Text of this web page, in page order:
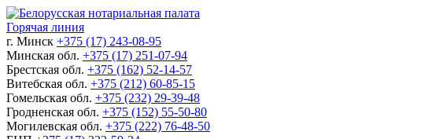
Горячая линия
г. Минск +375 (17) 243-08-95
Минская обл. +375 (17) 251-07-94
Брестская обл. +375 (162) 52-14-57
Витебская обл. +375 (212) 60-85-15
Гомельская обл. +375 (232) 29-39-48
Гродненская обл. +375 (152) 55-50-80
Могилевская обл. +375 (222) 76-48-50